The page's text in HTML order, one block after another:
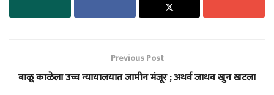
Previous Post
बाळू काळेला उच्च न्यायालयात जामीन मंजूर ; अथर्व जाधव खुन खटला